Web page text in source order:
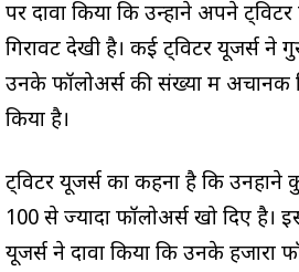
पर दावा किया कि उन्होंने अपने
गिरावट देखी है। कई ट्विटर यूजर्स ने
उनके फॉलोअर्स की संख्या में अचानक
किया है।
ट्विटर यूजर्स का कहना है कि उनहोंने
100 से ज्यादा फॉलोअर्स खो दिए
यूजर्स ने दावा किया कि उनके हजारों